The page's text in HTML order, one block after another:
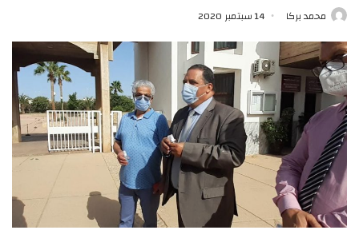
محمد بركا 14 سبتمبر 2020